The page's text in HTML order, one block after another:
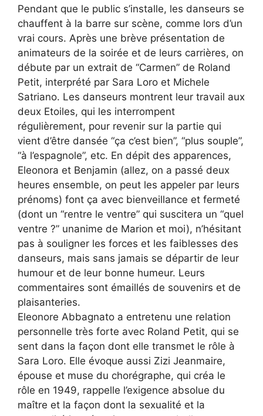
Pendant que le public s’installe, les danseurs se
chauffent à la barre sur scène, comme lors d’un
vrai cours. Après une brève présentation de
animateurs de la soirée et de leurs carrières, on
débute par un extrait de “Carmen” de Roland
Petit, interprété par Sara Loro et Michele
Satriano. Les danseurs montrent leur travail aux
deux Etoiles, qui les interrompent
régulièrement, pour revenir sur la partie qui
vient d’être dansée “ça c’est bien”, “plus souple”,
“à l’espagnole”, etc. En dépit des apparences,
Eleonora et Benjamin (allez, on a passé deux
heures ensemble, on peut les appeler par leurs
prénoms) font ça avec bienveillance et fermeté
(dont un “rentre le ventre” qui suscitera un “quel
ventre ?” unanime de Marion et moi), n’hésitant
pas à souligner les forces et les faiblesses des
danseurs, mais sans jamais se départir de leur
humour et de leur bonne humeur. Leurs
commentaires sont émaillés de souvenirs et de
plaisanteries.
Eleonore Abbagnato a entretenu une relation
personnelle très forte avec Roland Petit, qui se
sent dans la façon dont elle transmet le rôle à
Sara Loro. Elle évoque aussi Zizi Jeanmaire,
épouse et muse du chorégraphe, qui créa le
rôle en 1949, rappelle l’exigence absolue du
maître et la façon dont la sexualité et la